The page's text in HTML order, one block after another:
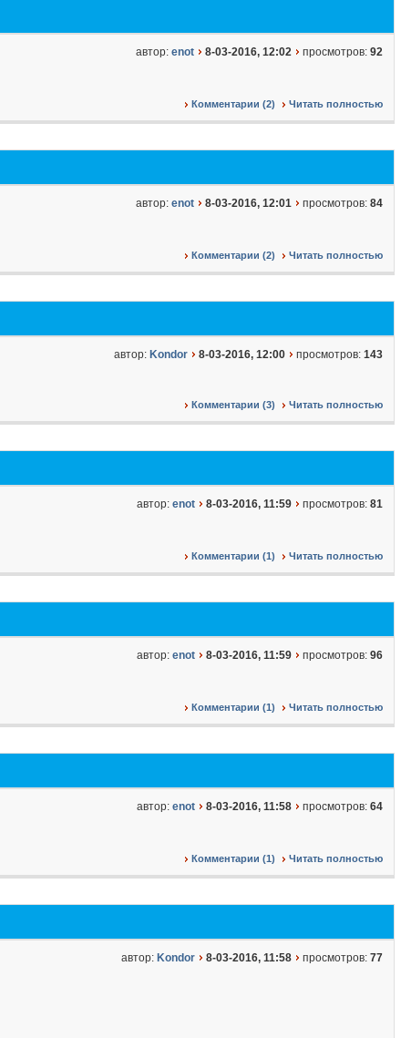
автор: enot 8-03-2016, 12:02 просмотров: 92
Комментарии (2) Читать полностью
автор: enot 8-03-2016, 12:01 просмотров: 84
Комментарии (2) Читать полностью
автор: Kondor 8-03-2016, 12:00 просмотров: 143
Комментарии (3) Читать полностью
автор: enot 8-03-2016, 11:59 просмотров: 81
Комментарии (1) Читать полностью
автор: enot 8-03-2016, 11:59 просмотров: 96
Комментарии (1) Читать полностью
автор: enot 8-03-2016, 11:58 просмотров: 64
Комментарии (1) Читать полностью
автор: Kondor 8-03-2016, 11:58 просмотров: 77